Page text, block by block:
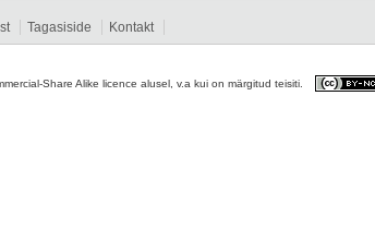
Tagasiside Kontakt
Share Alike licence alusel, v.a kui on märgitud teisiti.